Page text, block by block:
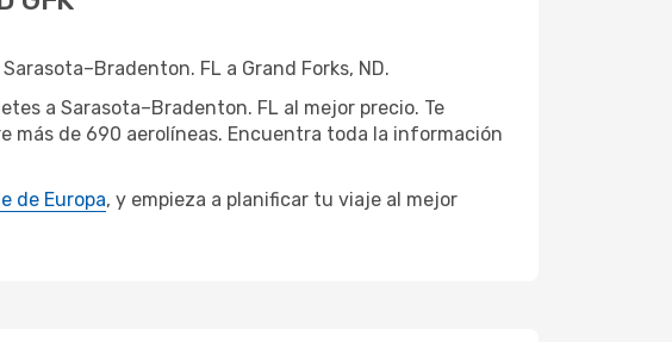
FL a Grand Forks, ND.
a Sarasota–Bradenton. FL al mejor precio. Te
más de 690 aerolíneas. Encuentra toda la información
de Europa, y empieza a planificar tu viaje al mejor